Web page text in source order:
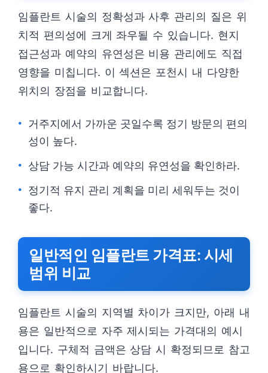
임플란트 시술의 정확성과 사후 관리의 질은 위
치적 편의성에 크게 좌우될 수 있습니다. 현지
접근성과 예약의 유연성은 비용 관리에도 직접
영향을 미칩니다. 이 섹션은 포천시 내 다양한
위치의 장점을 비교합니다.
거주지에서 가까운 곳일수록 정기 방문의 편의
성이 높다.
상담 가능 시간과 예약의 유연성을 확인하라.
정기적 유지 관리 계획을 미리 세워두는 것이
좋다.
일반적인 임플란트 가격표: 시세
범위 비교
임플란트 시술의 지역별 차이가 크지만, 아래 내
용은 일반적으로 자주 제시되는 가격대의 예시
입니다. 구체적 금액은 상담 시 확정되므로 참고
용으로 확인하시기 바랍니다.